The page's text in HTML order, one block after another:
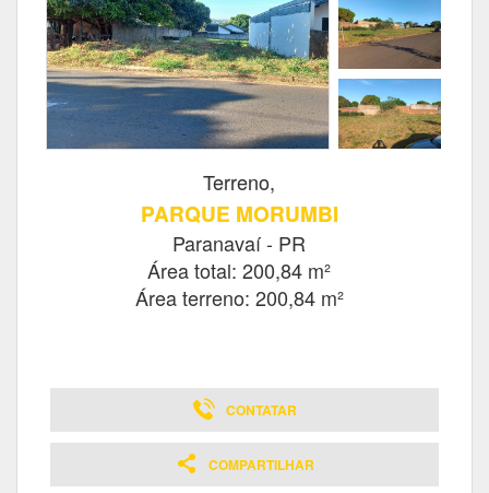
Terreno,
PARQUE MORUMBI
Paranavaí - PR
Área total: 200,84 m²
Área terreno: 200,84 m²
CONTATAR
COMPARTILHAR